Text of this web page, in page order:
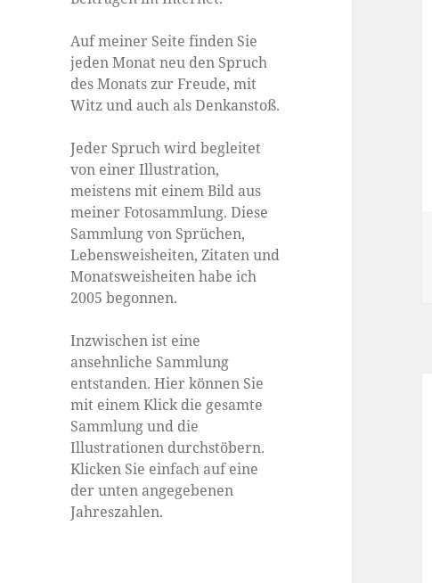
Auf meiner Seite finden Sie
jeden Monat neu den Spruch
des Monats zur Freude, mit
Witz und auch als Denkanstoß.
Jeder Spruch wird begleitet
von einer Illustration,
meistens mit einem Bild aus
meiner Fotosammlung. Diese
Sammlung von Sprüchen,
Lebensweisheiten, Zitaten und
Monatsweisheiten habe ich
2005 begonnen.
Inzwischen ist eine
ansehnliche Sammlung
entstanden. Hier können Sie
mit einem Klick die gesamte
Sammlung und die
Illustrationen durchstöbern.
Klicken Sie einfach auf eine
der unten angegebenen
Jahreszahlen.